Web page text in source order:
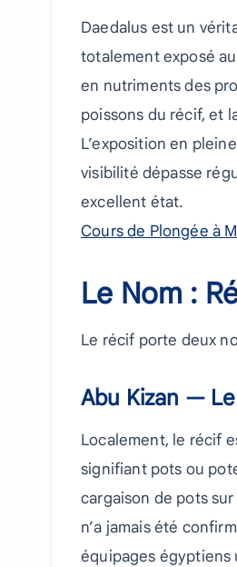
Daedalus est un
totalement exposé
en nutriments des
poissons du récif, et
L’exposition en
visibilité dépasse
excellent état.
Cours de Plongée à
Le Nom :
Le récif porte deux
Abu Kizan —
Localement, le récif
signifiant pots ou
cargaison de pots
n’a jamais été
équipages